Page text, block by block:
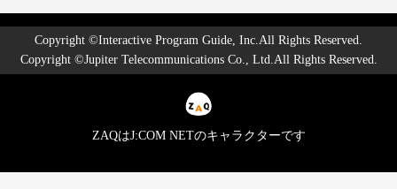
Copyright ©Interactive Program Guide, Inc.All Rights Reserved.
Copyright ©Jupiter Telecommunications Co., Ltd.All Rights Reserved.
ZAQはJ:COM NETのキャラクターです